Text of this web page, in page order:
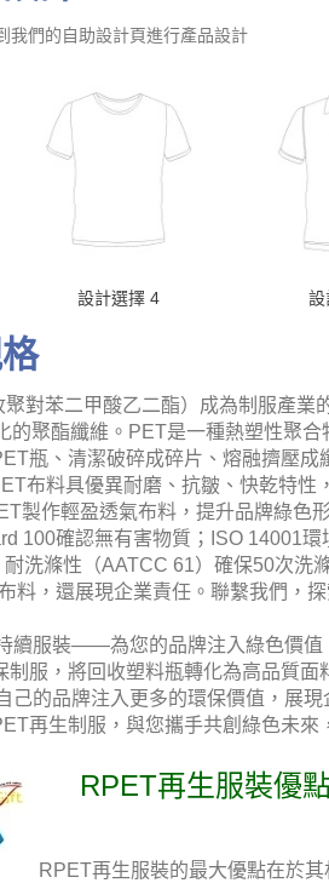
我們的自助設計頁進行產品設計
設計選擇 4 設
對苯二甲酸乙二酯）成為制服產業
聚酯纖維。PET是一種熱塑性聚
瓶、清潔破碎成碎片、熔融擠壓
布料具優異耐磨、抗皺、快乾特性
製作輕盈透氣布料，提升品牌綠色
100確認無有害物質；ISO 14001
洗滌性（AATCC 61）確保50次洗
，還展現企業責任。聯繫我們，探
續服裝——為您的品牌注入綠色價值
服，將回收塑料瓶轉化為高品質
的品牌注入更多的環保價值，展
再生制服，與您攜手共創綠色未來
RPET再生服裝優
RPET再生服裝的最大優點在於